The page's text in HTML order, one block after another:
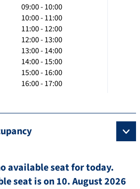
09:00 - 10:00
10:00 - 11:00
11:00 - 12:00
12:00 - 13:00
13:00 - 14:00
14:00 - 15:00
15:00 - 16:00
16:00 - 17:00
available seat for today.
seat is on 10. August 2026